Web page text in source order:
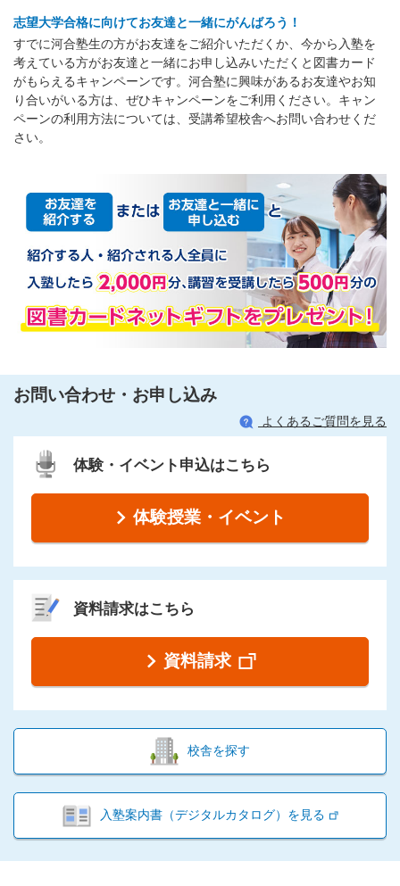
志望大学合格に向けてお友達と一緒にがんばろう！
すでに河合塾生の方がお友達をご紹介いただくか、今から入塾を
考えている方がお友達と一緒にお申し込みいただくと図書カード
がもらえるキャンペーンです。河合塾に興味があるお友達やお知
り合いがいる方は、ぜひキャンペーンをご利用ください。キャン
ペーンの利用方法については、受講希望校舎へお問い合わせくだ
さい。
お問い合わせ・お申し込み
よくあるご質問を見る
体験・イベント申込はこちら
体験授業・イベント
資料請求はこちら
資料請求
校舎を探す
入塾案内書（デジタルカタログ）を見る